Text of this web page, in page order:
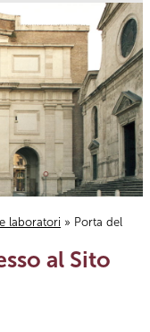
laboratori » Porta del
al Sito